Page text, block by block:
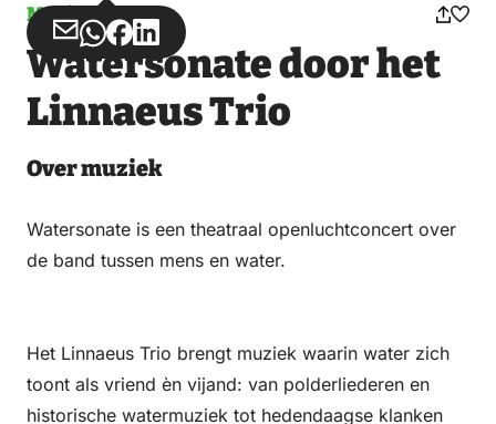
Muziek
Deel
via
Email
Deel
via
Deel
op
Deel
op
Watersonate door het
Linnaeus Trio
Over muziek
Watersonate is een theatraal openluchtconcert over
de band tussen mens en water.
Het Linnaeus Trio brengt muziek waarin water zich
toont als vriend èn vijand: van polderliederen en
historische watermuziek tot hedendaagse klanken